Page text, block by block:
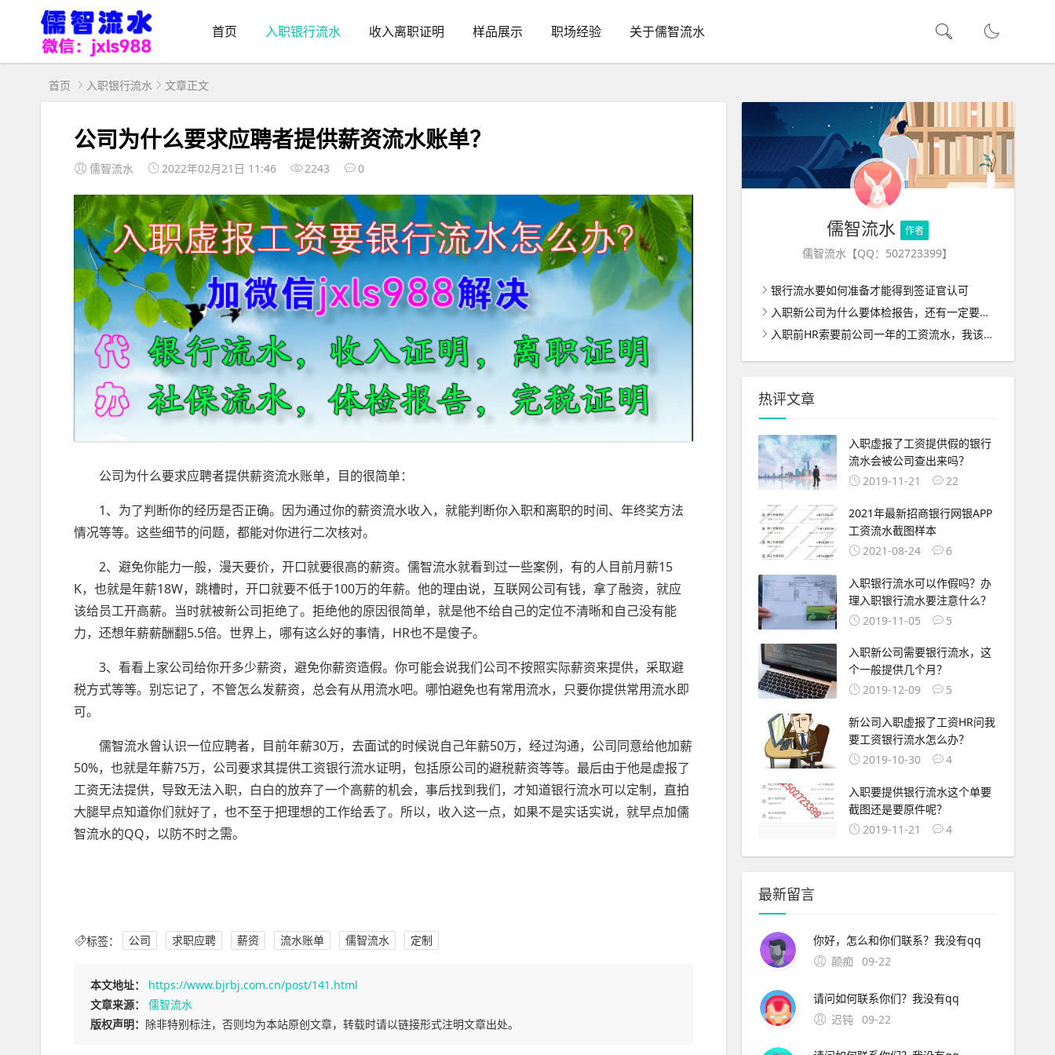
首页 入职银行流水 收入离职证明 样品展示 职场经验 关于儒智流水
首页 入职银行流水 文章正文
公司为什么要求应聘者提供薪资流水账单？
儒智流水 2022年02月21日 11:46 2243 0
公司为什么要求应聘者提供薪资流水账单，目的很简单：
1、为了判断你的经历是否正确。因为通过你的薪资流水收入，就能判断你入职和离职的时间、年终奖方法
情况等等。这些细节的问题，都能对你进行二次核对。
2、避免你能力一般，漫天要价，开口就要很高的薪资。儒智流水就看到过一些案例，有的人目前月薪15
K，也就是年薪18W，跳槽时，开口就要不低于100万的年薪。他的理由说，互联网公司有钱，拿了融资，就应
该给员工开高薪。当时就被新公司拒绝了。拒绝他的原因很简单，就是他不给自己的定位不清晰和自己没有能
力，还想年薪薪酬翻5.5倍。世界上，哪有这么好的事情，HR也不是傻子。
3、看看上家公司给你开多少薪资，避免你薪资造假。你可能会说我们公司不按照实际薪资来提供，采取避
税方式等等。别忘记了，不管怎么发薪资，总会有从用流水吧。哪怕避免也有常用流水，只要你提供常用流水即
可。
儒智流水曾认识一位应聘者，目前年薪30万，去面试的时候说自己年薪50万，经过沟通，公司同意给他加薪
50%，也就是年薪75万，公司要求其提供工资银行流水证明，包括原公司的避税薪资等等。最后由于他是虚报了
工资无法提供，导致无法入职，白白的放弃了一个高薪的机会，事后找到我们，才知道银行流水可以定制，直拍
大腿早点知道你们就好了，也不至于把理想的工作给丢了。所以，收入这一点，如果不是实话实说，就早点加儒
智流水的QQ，以防不时之需。
标签： 公司 求职应聘 薪资 流水账单 儒智流水 定制
本文地址：
https://www.bjrbj.com.cn/post/141.html
文章来源：
儒智流水
版权声明： 除非特别标注，否则均为本站原创文章，转载时请以链接形式注明文章出处。
儒智流水 作者
儒智流水【QQ：502723399】
银行流水要如何准备才能得到签证官认可
入职新公司为什么要体检报告，还有一定要去三甲医院体检吗？
入职前HR索要前公司一年的工资流水，我该怎么做才能顺利通过？
热评文章
入职虚报了工资提供假的银行
流水会被公司查出来吗？
2019-11-21
22
2021年最新招商银行网银APP
工资流水截图样本
2021-08-24
6
入职银行流水可以作假吗？办
理入职银行流水要注意什么？
2019-11-05
5
入职新公司需要银行流水，这
个一般提供几个月？
2019-12-09
5
新公司入职虚报了工资HR问我
要工资银行流水怎么办？
2019-10-30
4
入职要提供银行流水这个单要
截图还是要原件呢？
2019-11-21
4
最新留言
你好，怎么和你们联系？我没有qq
颠痴 09-22
请问如何联系你们？我没有qq
迟钝 09-22